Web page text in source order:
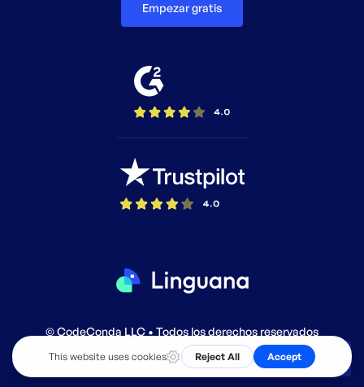
Empezar gratis
© CodeConda LLC • Todos los derechos reservados